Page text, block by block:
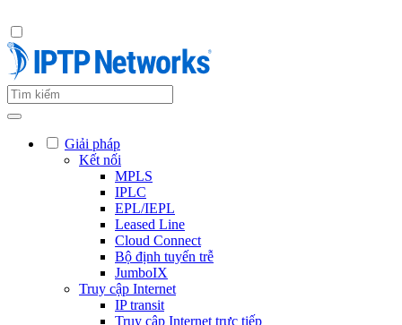
Giải pháp
Kết nối
MPLS
IPLC
EPL/IEPL
Leased Line
Cloud Connect
Bộ định tuyến trễ
JumboIX
Truy cập Internet
IP transit
Truy cập Internet trực tiếp